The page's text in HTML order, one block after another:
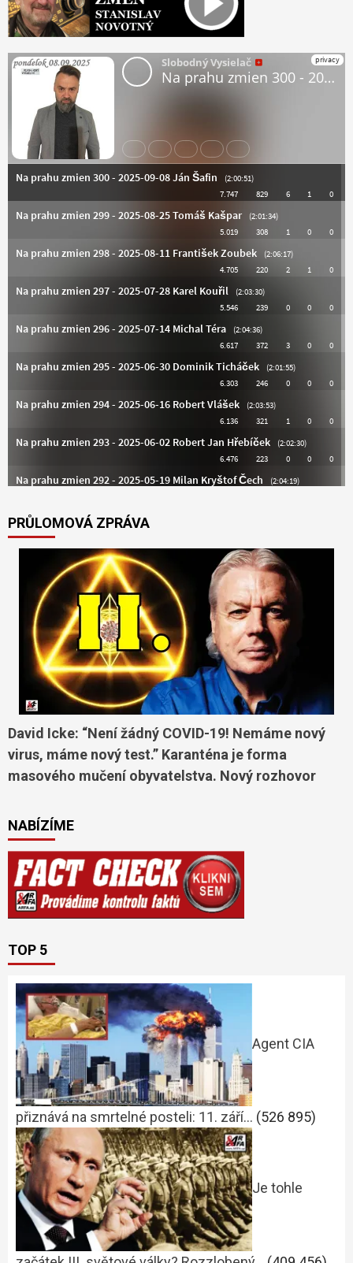
PRŮLOMOVÁ ZPRÁVA
David Icke: “Není žádný COVID-19! Nemáme nový
virus, máme nový test.” Karanténa je forma
masového mučení obyvatelstva. Nový rozhovor
NABÍZÍME
TOP 5
Agent CIA
přiznává na smrtelné posteli: 11. září… (526 895)
Je tohle